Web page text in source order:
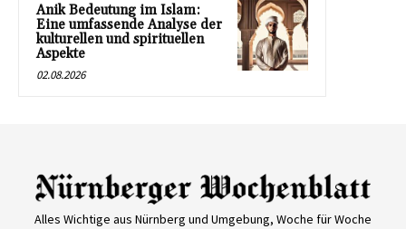
Anik Bedeutung im Islam:
Eine umfassende Analyse der
kulturellen und spirituellen
Aspekte
02.08.2026
Alles Wichtige aus Nürnberg und Umgebung, Woche für Woche